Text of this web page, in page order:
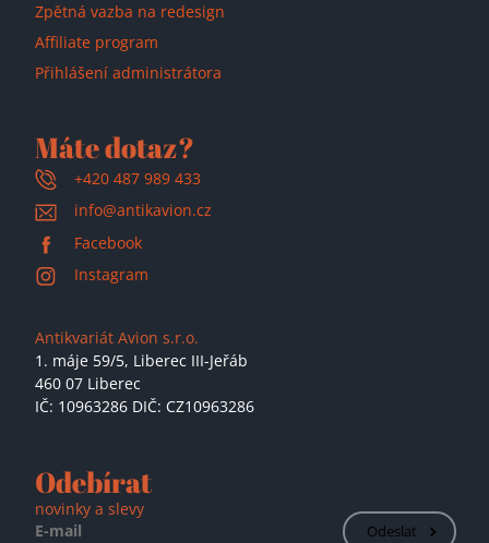
Zpětná vazba na redesign
Affiliate program
Přihlášení administrátora
Máte dotaz?
+420 487 989 433
info@antikavion.cz
Facebook
Instagram
Antikvariát Avion s.r.o.
1. máje 59/5, Liberec III-Jeřáb
460 07 Liberec
IČ: 10963286 DIČ: CZ10963286
Odebírat
novinky a slevy
Odeslat